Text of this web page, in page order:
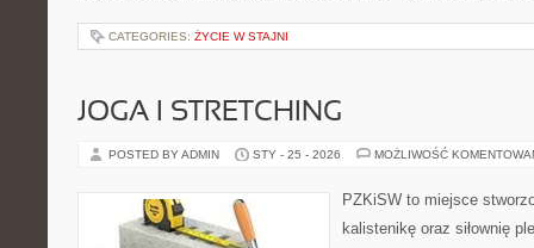
CATEGORIES: ŻYCIE W STAJNI
JOGA I STRETCHING
POSTED BY ADMIN STY - 25 - 2026 MOŻLIWOŚĆ
PZKiSW to miejsce
kalistenikę oraz siłownię